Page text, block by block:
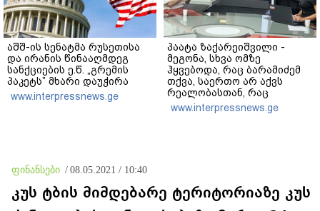
აშშ-ის სენატმა რუსეთისა
და ირანის წინააღმდეგ
სანქციების ე.წ. „გრემის
პაკეტს” მხარი დაუჭირა
www.interpressnews.ge
პაატა ზაქარეიშვილი -
მეგონა, სხვა ომზე
ჰყვებოდა, რაც ბარამიძემ
თქვა, საერთო არ აქვს
რეალობასთან, რაც
აფხაზეთში იყო - შემიძლია
ადამიანებს ვაჩვენო
www.interpressnews.ge
ფინანსები / 08.05.2021 / 10:40
კუს ტბის მიმდებარე ტერიტორიაზე კუს